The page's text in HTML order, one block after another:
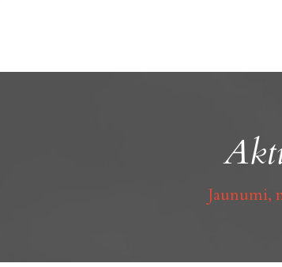
Jaunumi,